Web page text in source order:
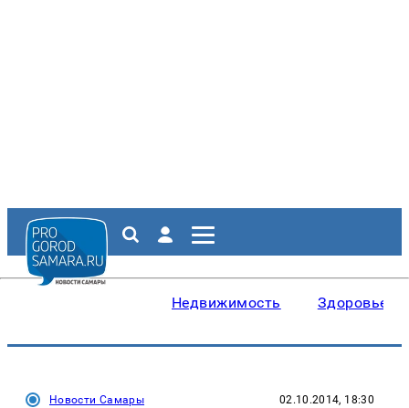
Недвижимость Здоровье
Новости Самары 02.10.2014, 18:30